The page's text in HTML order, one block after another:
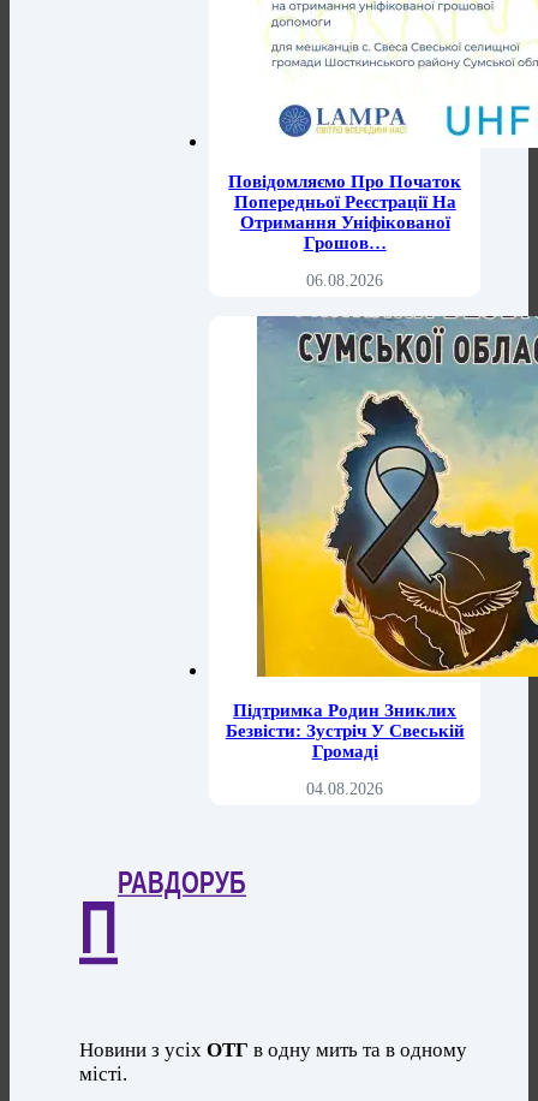
Повідомляємо Про Початок
Попередньої Реєстрації На
Отримання Уніфікованої
Грошов…
06.08.2026
Підтримка Родин Зниклих
Безвісти: Зустріч У Свеській
Громаді
04.08.2026
П
РАВДОРУБ
Новини з усіхОТГ в одну мить та в одному
місті.